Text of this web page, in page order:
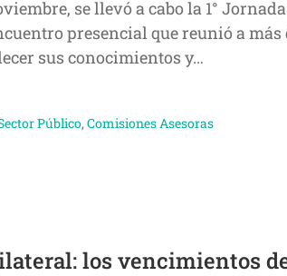
se llevó a cabo la 1°
presencial que reunió a
sus conocimientos y…
Público, Comisiones Asesoras
los vencimientos